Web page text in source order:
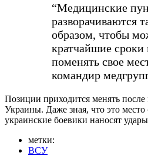
“Медицинские
разворачиваются
образом, чтобы
кратчайшие сроки
поменять свое
командир
Позиции приходится менять
Украины. Даже зная, что это
украинские боевики наносят
метки:
ВСУ